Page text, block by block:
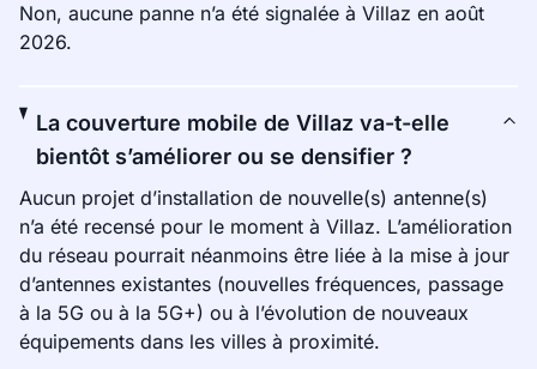
Non, aucune panne n’a été signalée à Villaz en août
2026.
La couverture mobile de Villaz va-t-elle
bientôt s’améliorer ou se densifier ?
Aucun projet d’installation de nouvelle(s) antenne(s)
n’a été recensé pour le moment à Villaz. L’amélioration
du réseau pourrait néanmoins être liée à la mise à jour
d’antennes existantes (nouvelles fréquences, passage
à la 5G ou à la 5G+) ou à l’évolution de nouveaux
équipements dans les villes à proximité.